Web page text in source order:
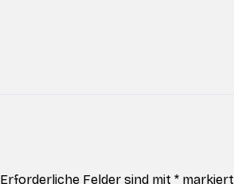
Erforderliche Felder sind mit * markiert